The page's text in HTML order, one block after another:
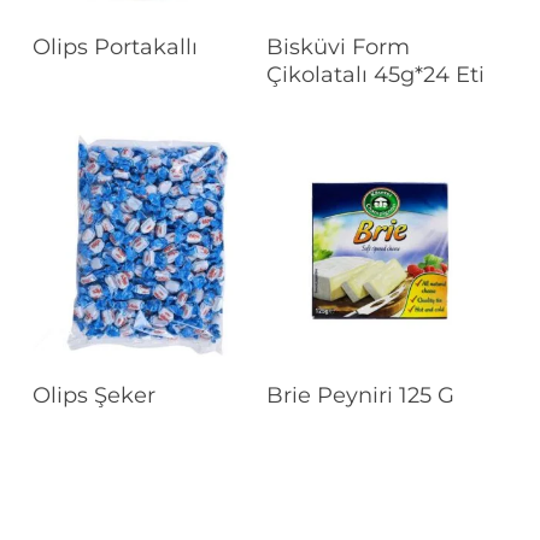
Devamını Oku
Olips Portakallı Devamını Oku
Bisküvi Form
Çikolatalı 45g*24 Eti
Devamını Oku
Olips Şeker Devamını Oku
Brie Peyniri 125 G